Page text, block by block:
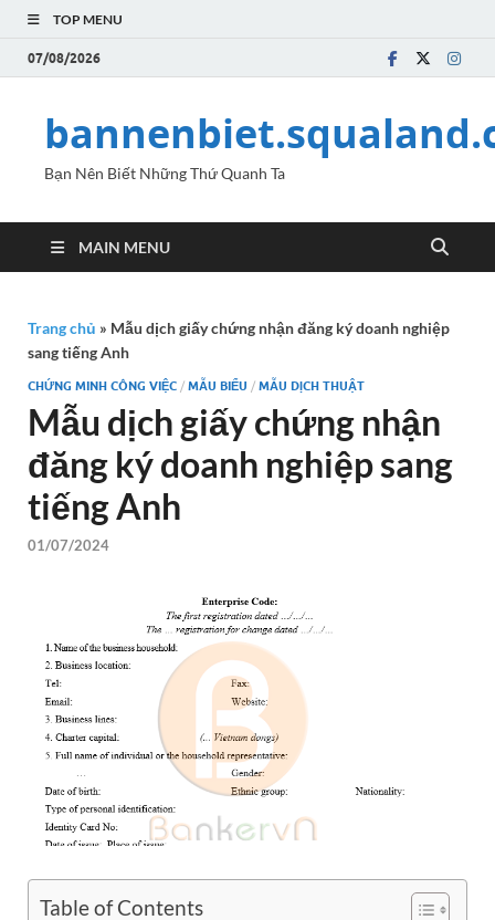
TOP MENU
07/08/2026
Bạn Nên Biết Những Thứ Quanh Ta
MAIN MENU
Trang chủ » Mẫu dịch giấy chứng nhận đăng ký doanh nghiệp
sang tiếng Anh
CHỨNG MINH CÔNG VIỆC / MẪU BIỂU / MẪU DỊCH THUẬT
Mẫu dịch giấy chứng nhận
đăng ký doanh nghiệp sang
tiếng Anh
01/07/2024
Table of Contents